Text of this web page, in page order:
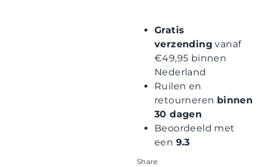
Gratis
verzending vanaf
€49,95 binnen
Nederland
Ruilen en
retourneren binnen
30 dagen
Beoordeeld met
een 9.3
Share